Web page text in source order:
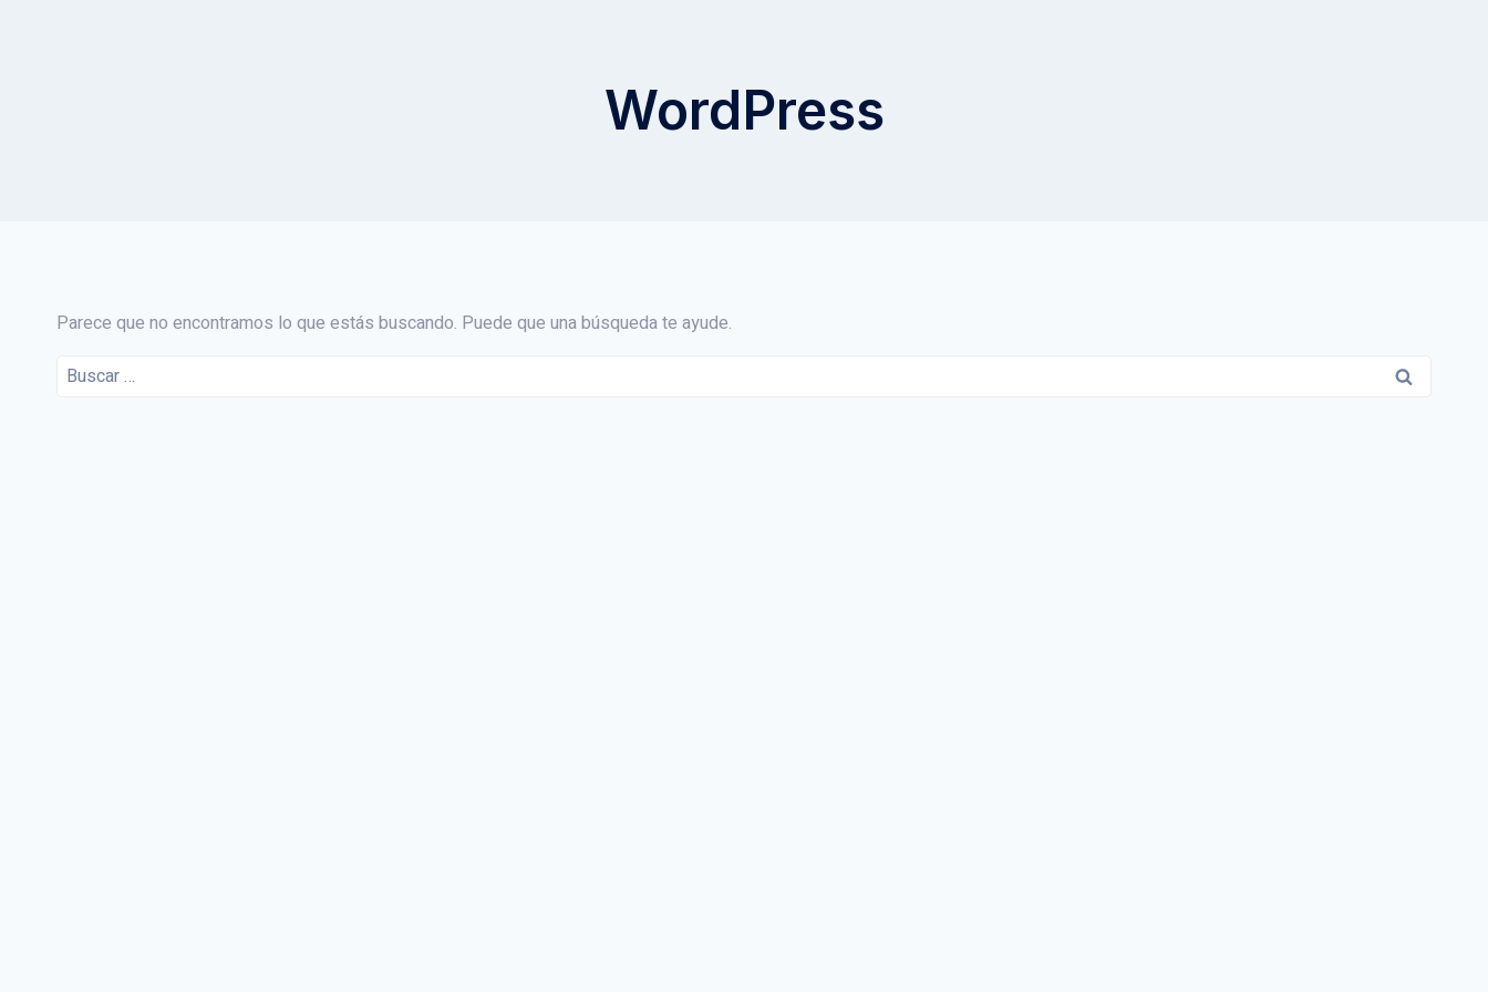
WordPress
Parece que no encontramos lo que estás buscando. Puede que una búsqueda te ayude.